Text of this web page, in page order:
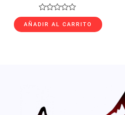
Valorado
con
0
AÑADIR AL CARRITO